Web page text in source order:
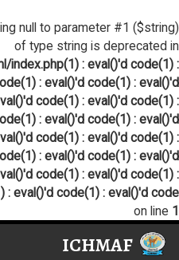
null to parameter #1 ($string)
of type string is deprecated in
index.php(1) : eval()'d code(1) :
: eval()'d code(1) : eval()'d
code(1) : eval()'d code(1) :
: eval()'d code(1) : eval()'d
code(1) : eval()'d code(1) :
: eval()'d code(1) : eval()'d
code(1) : eval()'d code(1) :
: eval()'d code(1) : eval()'d code
on line 1
ICHMAF